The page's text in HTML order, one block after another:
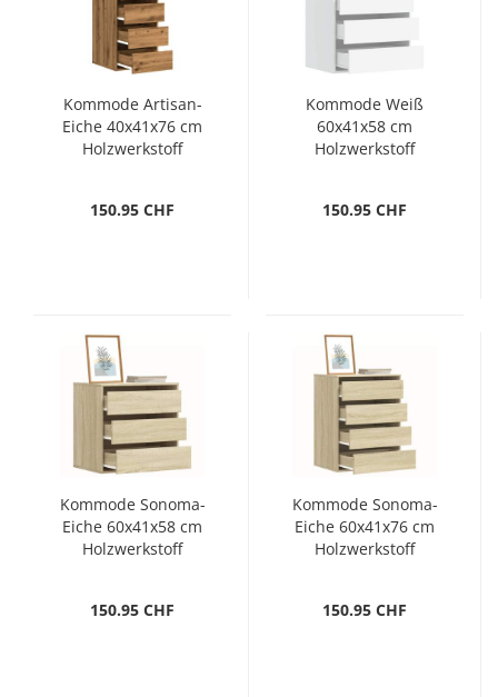
Kommode Artisan-
Eiche 40x41x76 cm
Holzwerkstoff
150.95 CHF
Kommode Weiß
60x41x58 cm
Holzwerkstoff
150.95 CHF
Kommode Sonoma-
Eiche 60x41x58 cm
Holzwerkstoff
150.95 CHF
Kommode Sonoma-
Eiche 60x41x76 cm
Holzwerkstoff
150.95 CHF